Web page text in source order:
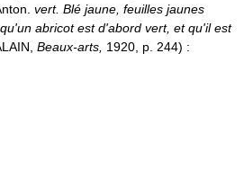
vert. Blé jaune, feuilles jaunes
abricot est d'abord vert, et qu'il est
Beaux-arts, 1920, p. 244) :